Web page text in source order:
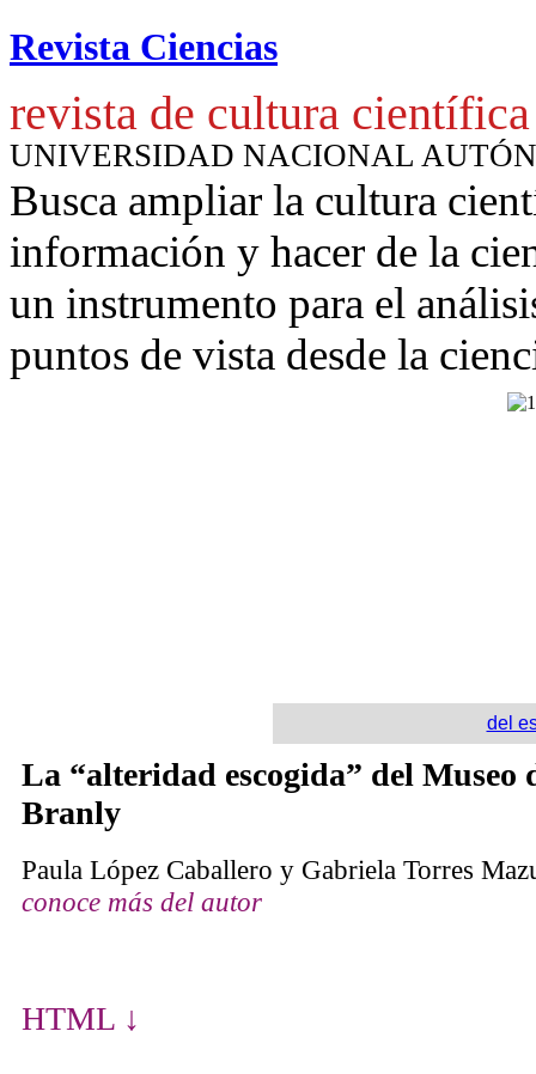
Revista Ciencias
revista de cultura científica
UNIVERSIDAD NACIONAL
Busca ampliar la cultura
información y hacer de la
un instrumento para el
puntos de vista desde la
del
La “alteridad escogida” del Museo
Branly
Paula López Caballero y Gabriela Torres
conoce más del autor
HTML ↓